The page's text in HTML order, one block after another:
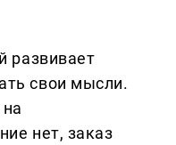
развивает
свои мысли.
нет, заказ